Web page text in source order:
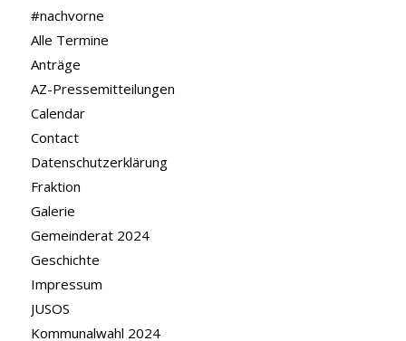
#nachvorne
Alle Termine
Anträge
AZ-Pressemitteilungen
Calendar
Contact
Datenschutzerklärung
Fraktion
Galerie
Gemeinderat 2024
Geschichte
Impressum
JUSOS
Kommunalwahl 2024